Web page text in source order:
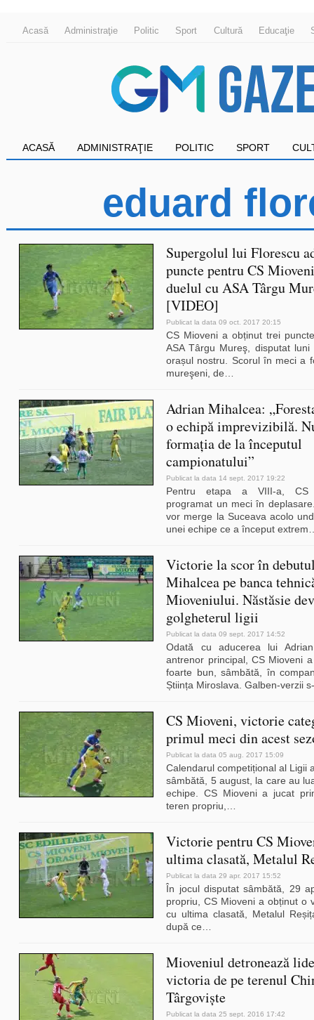
Acasă Administraţie Politic Sport Cultură Educaţie
ACASĂ ADMINISTRAŢIE POLITIC SPORT
eduard
Supergolul lui Florescu
puncte pentru CS
duelul cu ASA Târgu
[VIDEO]
Publicat la data 09 oct. 2017 20:15
CS Mioveni a obținut trei
ASA Târgu Mureş, disputat
orașul nostru. Scorul în meci a
mureşeni, de
Adrian Mihalcea:
o echipă imprevizibilă.
formația de la începutul
campionatului”
Publicat la data 14 sept. 2017 19:22
Pentru etapa a VIII-a, CS
programat un meci în
vor merge la Suceava acolo
unei echipe ce a început extrem
Victorie la scor în
Mihalcea pe banca
Mioveniului. Năstăsie
golgheterul ligii
Publicat la data 09 sept. 2017 14:52
Odată cu aducerea lui
antrenor principal, CS Mioveni
foarte bun, sâmbătă, în
Știința Miroslava. Galben-verzii
CS Mioveni, victorie
primul meci din acest
Publicat la data 05 aug. 2017 15:09
Calendarul competițional al Ligii
sâmbătă, 5 august, la care au
echipe. CS Mioveni a jucat
teren propriu,
Victorie pentru CS
ultima clasată, Metalul
Publicat la data 29 apr. 2017 15:52
În jocul disputat sâmbătă, 29
propriu, CS Mioveni a obținut o
cu ultima clasată, Metalul
după ce
Mioveniul detronează
victoria de pe terenul
Târgoviște
Publicat la data 25 sept. 2016 17:42